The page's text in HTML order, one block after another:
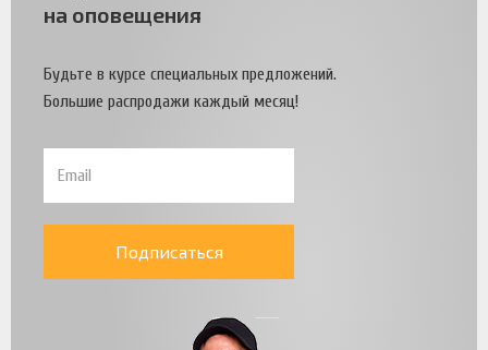
на оповещения
Будьте в курсе специальных предложений.
Большие распродажи каждый месяц!
Подписаться